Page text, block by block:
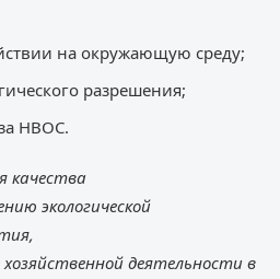
на окружающую среду;
разрешения;
НВОС.
качества
ю экологической
,
хозяйственной деятельности в